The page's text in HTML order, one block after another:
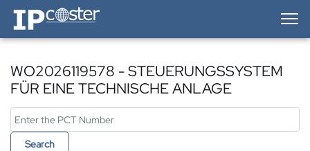
IP-Coster — Home
WO2026119578 - STEUERUNGSSYSTEM
FÜR EINE TECHNISCHE ANLAGE
Search